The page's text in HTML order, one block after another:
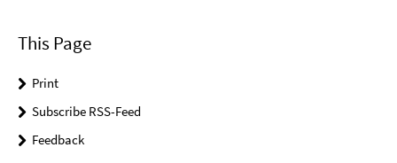
This Page
Print
Subscribe RSS-Feed
Feedback